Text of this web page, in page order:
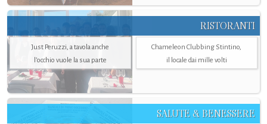
RISTORANTI
Just Peruzzi, a tavola anche
l’occhio vuole la sua parte
Chameleon Clubbing Stintino,
il locale dai mille volti
SALUTE & BENESSERE